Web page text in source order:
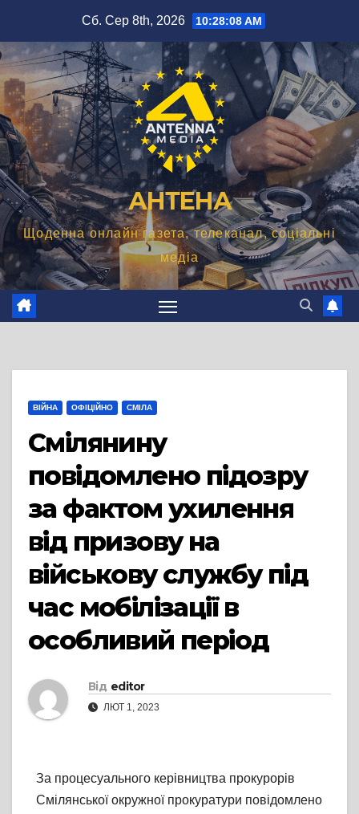
вмісту
Сб. Сер 8th, 2026 10:28:09 AM
АНТЕНА
Щоденна онлайн газета, телеканал, соціальні
медіа
ВІЙНА ОФІЦІЙНО СМІЛА
Смілянину
повідомлено підозру
за фактом ухилення
від призову на
військову службу під
час мобілізації в
особливий період
Від editor
ЛЮТ 1, 2023
За процесуального керівництва прокурорів
Смілянської окружної прокуратури повідомлено